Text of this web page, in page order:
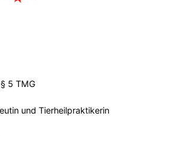
5 TMG
und Tierheilpraktikerin